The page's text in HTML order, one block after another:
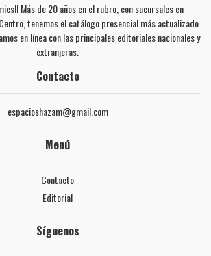
Más de 20 años en el rubro, con sucursales en
tenemos el catálogo presencial más actualizado
en línea con las principales editoriales nacionales y
extranjeras.
Contacto
espacioshazam@gmail.com
Menú
Contacto
Editorial
Síguenos